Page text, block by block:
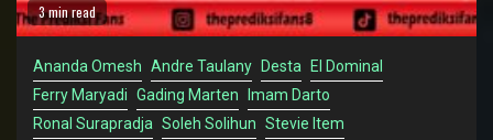
3 min read
Ananda Omesh Andre Taulany Desta El Dominal
Ferry Maryadi Gading Marten Imam Darto
Ronal Surapradja Soleh Solihun Stevie Item